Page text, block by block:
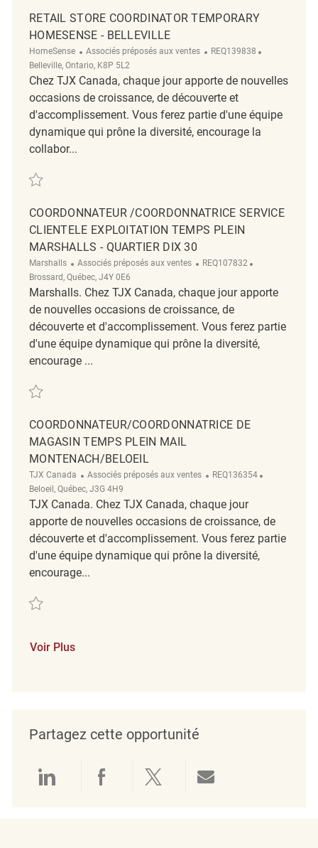
RETAIL STORE COORDINATOR TEMPORARY
HOMESENSE - BELLEVILLE
HomeSense Catégorie
Associés préposés aux ventes ReqId
REQ139838
Belleville, Ontario, K8P 5L2
Chez TJX Canada, chaque jour apporte de nouvelles
occasions de croissance, de découverte et
d'accomplissement. Vous ferez partie d'une équipe
dynamique qui prône la diversité, encourage la
collabor...
Sauvegarder Retail Store Coordinator Temporary HomeSense - Belleville
COORDONNATEUR /COORDONNATRICE SERVICE
CLIENTELE EXPLOITATION TEMPS PLEIN
MARSHALLS - QUARTIER DIX 30
Marshalls Catégorie
Associés préposés aux ventes ReqId
REQ107832
Brossard, Québec, J4Y 0E6
Marshalls. Chez TJX Canada, chaque jour apporte
de nouvelles occasions de croissance, de
découverte et d'accomplissement. Vous ferez partie
d'une équipe dynamique qui prône la diversité,
encourage ...
Sauvegarder Coordonnateur /Coordonnatrice Service Clientele
COORDONNATEUR/COORDONNATRICE DE
MAGASIN TEMPS PLEIN MAIL
MONTENACH/BELOEIL
TJX Canada Catégorie
Associés préposés aux ventes ReqId
REQ136354
Beloeil, Québec, J3G 4H9
TJX Canada. Chez TJX Canada, chaque jour
apporte de nouvelles occasions de croissance, de
découverte et d'accomplissement. Vous ferez partie
d'une équipe dynamique qui prône la diversité,
encourage...
Sauvegarder Coordonnateur/Coordonnatrice de magasin Temps plein
Voir Plus
Partagez cette opportunité
Partager via LinkedIn
Partager via Facebook
Partager via twitter